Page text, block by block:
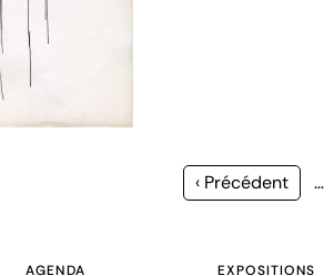
Page
‹ Précédent …
AGENDA EXPOSITIONS